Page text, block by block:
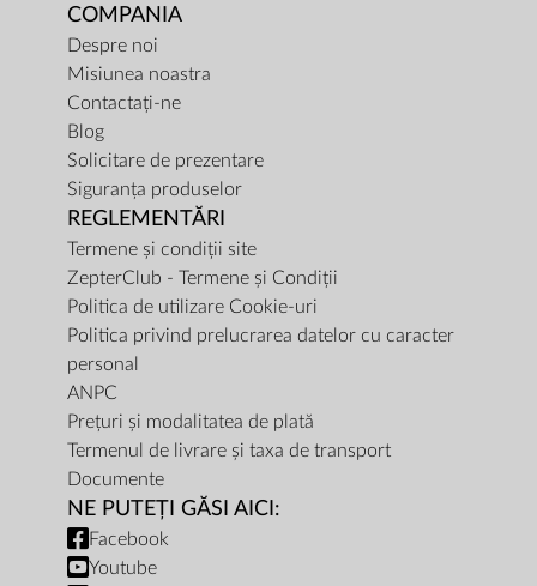
COMPANIA
Despre noi
Misiunea noastra
Contactați-ne
Blog
Solicitare de prezentare
Siguranța produselor
REGLEMENTĂRI
Termene și condiții site
ZepterClub - Termene și Condiții
Politica de utilizare Cookie-uri
Politica privind prelucrarea datelor cu caracter
personal
ANPC
Prețuri și modalitatea de plată
Termenul de livrare și taxa de transport
Documente
NE PUTEȚI GĂSI AICI:
Facebook
Youtube